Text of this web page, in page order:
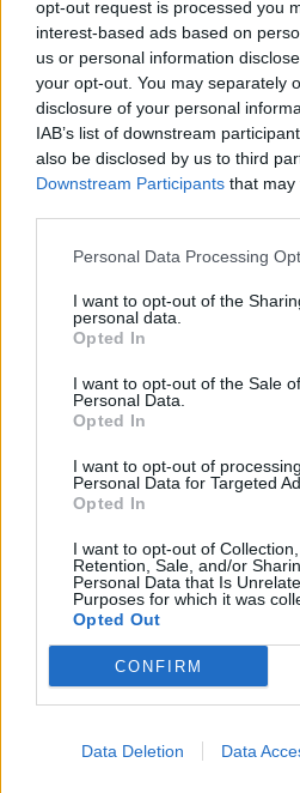
opt-out request is processed you
interest-based ads based on
us or personal information
your opt-out. You may separately
disclosure of your personal
IAB’s list of downstream
also be disclosed by us to third
Downstream Participants that may
Personal Data Processing
I want to opt-out of the
personal data.
Opted In
I want to opt-out of the Sale
Personal Data.
Opted In
I want to opt-out of
Personal Data for Targeted
Opted In
I want to opt-out of Collection,
Retention, Sale, and/or
Personal Data that Is
Purposes for which it was
Opted Out
CONFIRM
Data Deletion Data
ΣΉΜΕΡΑ
Η Jamie
τριπλάσιο
πάνω στο
Folly
σύγκρουση
Τροχαίο
έχασα
πατέρα
φορτηγό
– Δράμας,
τζάμι
ΣΉΜΕΡΑ
Εξαιτίας
λευκό